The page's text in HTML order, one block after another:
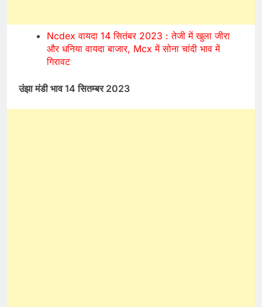
Ncdex वायदा 14 सितंबर 2023 : तेजी में खुला जीरा
और धनिया वायदा बाजार, Mcx में सोना चांदी भाव में
गिरावट
उंझा मंडी भाव 14 सितम्बर 2023